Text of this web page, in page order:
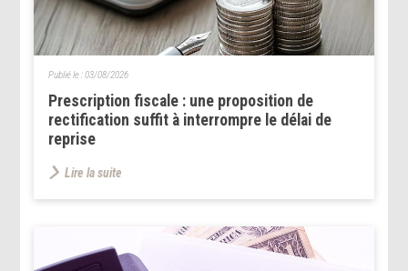
Prescription fiscale : une proposition de
rectification suffit à interrompre le délai de
reprise
Publié le :03/08/2026
Lire la suite